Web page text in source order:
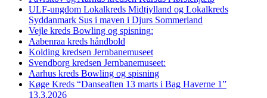
ULF-ungdom Lokalkreds Midtjylland og Lokalkreds
Syddanmark Sus i maven i Djurs Sommerland
Vejle kreds Bowling og spisning:
Aabenraa kreds håndbold
Kolding kredsen Jernbanemuseet
Svendborg kredsen Jernbanemuseet:
Aarhus kreds Bowling og spisning
Køge Kreds “Danseaften 13 marts i Bag Haverne 1”
13.3.2026